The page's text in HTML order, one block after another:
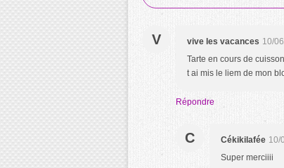
V vive les vacances 10/
Tarte en cours de
t ai mis le liem de mon
Répondre
C Cékikilafée 10/
Super merciiii